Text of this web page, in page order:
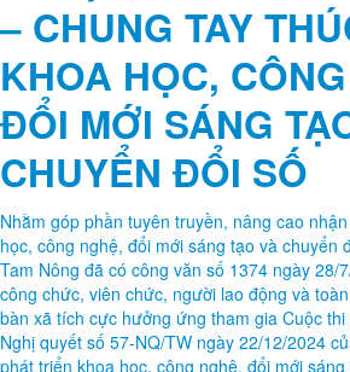
Ngày 30/7/2026, Ban Thường trực Ủy ban
xã Tam Nông tổ chức hội nghị sơ kết công
năm; triển khai nhiệm vụ công tác 6 tháng
Ủy ban Mặt trận Tổ quốc Việt Nam xã khóa I,
Đây là hội nghị có ý nghĩa quan trọng nhằm
lượng, hiệu quả hoạt động của Mặt trận Tổ
giai đoạn mới. Dự và chỉ đạo hội nghị có
- Phó Bí thư Thường trực Đảng ủy; đồng chí
UVBTV, Phó Chủ tịch HĐND xã; đồng chí
Chủ tịch UBMTTQ Việt Nam xã Tam Nông;
Phương - UVBTV, Phó Chủ tịch UBND xã;
UBMTTQ xã, đồng thời là chủ tịch các tổ
các ông bà Ủy viên UBMTTQ xã khóa I; các
tác Mặt trận thôn; các ông bà chủ tịch các
nguyên là Trưởng ban Công tác mặt trận các